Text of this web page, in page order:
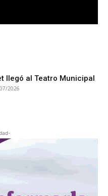
llegó al Teatro Municipal
2026